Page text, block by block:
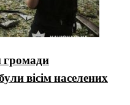
громади
вісім населених